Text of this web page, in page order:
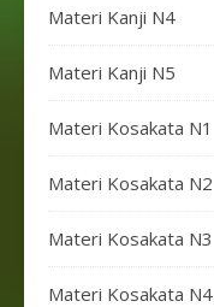
Materi Kanji N4
Materi Kanji N5
Materi Kosakata N1
Materi Kosakata N2
Materi Kosakata N3
Materi Kosakata N4